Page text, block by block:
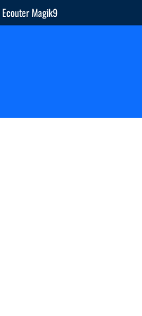
Ecouter Magik9